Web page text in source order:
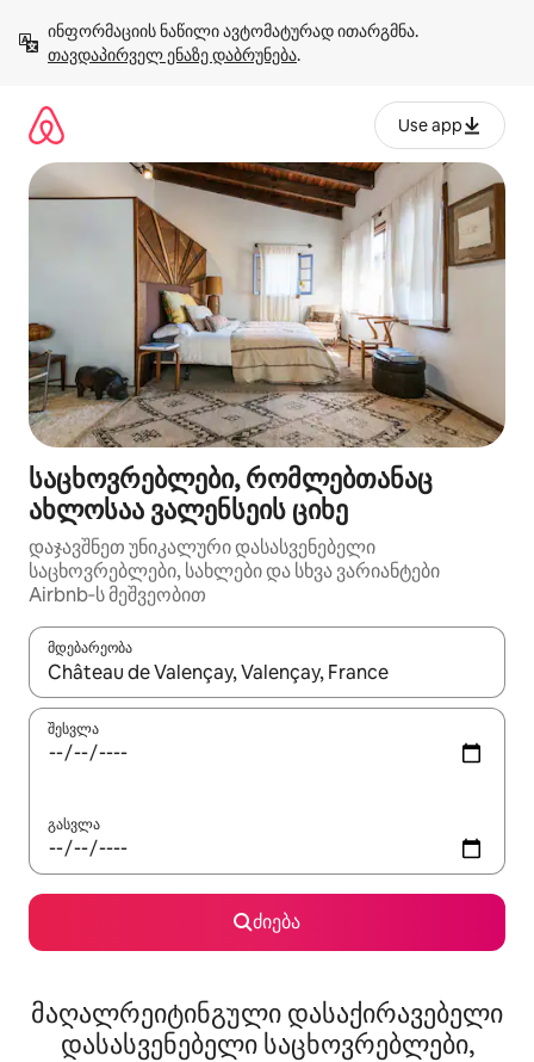
გადასვლა
თავდაპირველ ენაზე დაბრუნება.
Use app
საცხოვრებლები, რომლებთანაც
ახლოსაა ვალენსეის ციხე
დაჯავშნეთ უნიკალური დასასვენებელი
საცხოვრებლები, სახლები და სხვა ვარიანტები
Airbnb‑ს მეშვეობით
მდებარეობა
როცა შედეგები ხელმისაწვდომი გახდება, ნავიგაციისთვის
შესვლა
გასვლა
ძიება
მაღალრეიტინგული დასაქირავებელი
დასასვენებელი საცხოვრებლები,